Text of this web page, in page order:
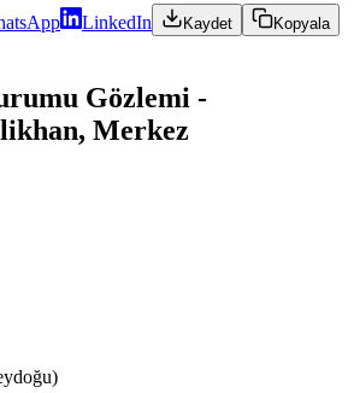
LinkedIn Kaydet Kopyala
Gözlemi -
Merkez